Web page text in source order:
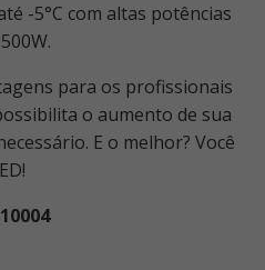
-5°C com altas potências
para os profissionais
o aumento de sua
E o melhor? Você